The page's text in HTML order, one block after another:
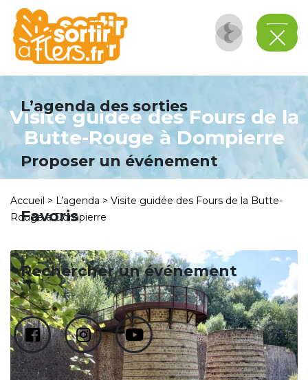
L’agenda des sorties
Proposer un événement
Favoris
Rechercher un événement
Visite guidée des Fours de la
Butte-Rouge à Dompierre
Accueil > L’agenda > Visite guidée des Fours de la Butte-
Rouge à Dompierre
Panneau de gestion des cookies